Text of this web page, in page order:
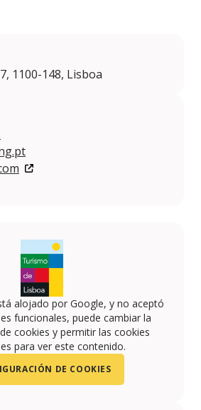
1100-148, Lisboa
alojado por Google, y no aceptó
funcionales, puede cambiar la
cookies y permitir las cookies
para ver este contenido.
DE COOKIES